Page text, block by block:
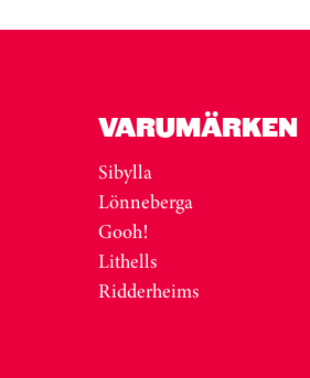
VARUMÄRKEN
Sibylla
Lönneberga
Gooh!
Lithells
Ridderheims